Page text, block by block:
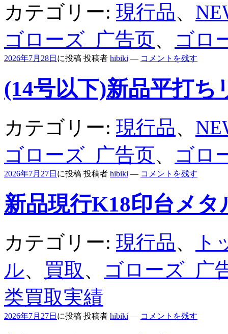
カテゴリー: 現行品、
ゴローズ_广告页、 ゴロ
2026年7月28日 に投稿 投稿者 hibiki — コメントを残す
(14号以下)新品平打ち
カテゴリー: 現行品、
ゴローズ_广告页、 ゴロ
2026年7月27日 に投稿 投稿者 hibiki — コメントを残す
新品現行K18印台メタ
カテゴリー: 現行品、
ト
ル、 買取 、
ゴローズ_广
类買取実績
2026年7月27日 に投稿 投稿者 hibiki — コメントを残す